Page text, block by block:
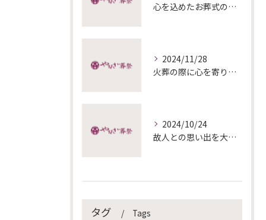
心を込めたお葬式の準備と終活
2024/11/28
火葬の際に心を寄り添わせる方法
2024/10/24
故人との思い出を大切にした家族葬のすすめ
タグ Tags